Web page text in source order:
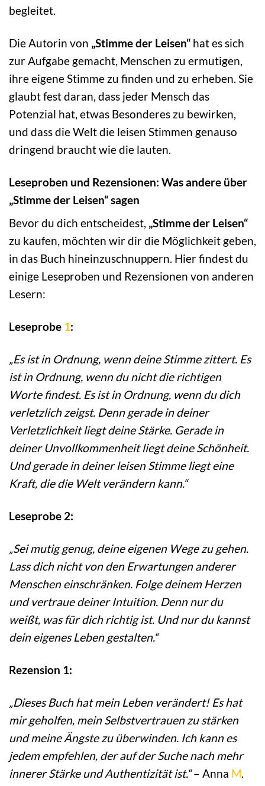
begleitet.
Die Autorin von „Stimme der Leisen“ hat es sich
zur Aufgabe gemacht, Menschen zu ermutigen,
ihre eigene Stimme zu finden und zu erheben. Sie
glaubt fest daran, dass jeder Mensch das
Potenzial hat, etwas Besonderes zu bewirken,
und dass die Welt die leisen Stimmen genauso
dringend braucht wie die lauten.
Leseproben und Rezensionen: Was andere über
„Stimme der Leisen“ sagen
Bevor du dich entscheidest, „Stimme der Leisen“
zu kaufen, möchten wir dir die Möglichkeit geben,
in das Buch hineinzuschnuppern. Hier findest du
einige Leseproben und Rezensionen von anderen
Lesern:
Leseprobe 1:
„Es ist in Ordnung, wenn deine Stimme zittert. Es
ist in Ordnung, wenn du nicht die richtigen
Worte findest. Es ist in Ordnung, wenn du dich
verletzlich zeigst. Denn gerade in deiner
Verletzlichkeit liegt deine Stärke. Gerade in
deiner Unvollkommenheit liegt deine Schönheit.
Und gerade in deiner leisen Stimme liegt eine
Kraft, die die Welt verändern kann.“
Leseprobe 2:
„Sei mutig genug, deine eigenen Wege zu gehen.
Lass dich nicht von den Erwartungen anderer
Menschen einschränken. Folge deinem Herzen
und vertraue deiner Intuition. Denn nur du
weißt, was für dich richtig ist. Und nur du kannst
dein eigenes Leben gestalten.“
Rezension 1:
„Dieses Buch hat mein Leben verändert! Es hat
mir geholfen, mein Selbstvertrauen zu stärken
und meine Ängste zu überwinden. Ich kann es
jedem empfehlen, der auf der Suche nach mehr
innerer Stärke und Authentizität ist.“– Anna M.